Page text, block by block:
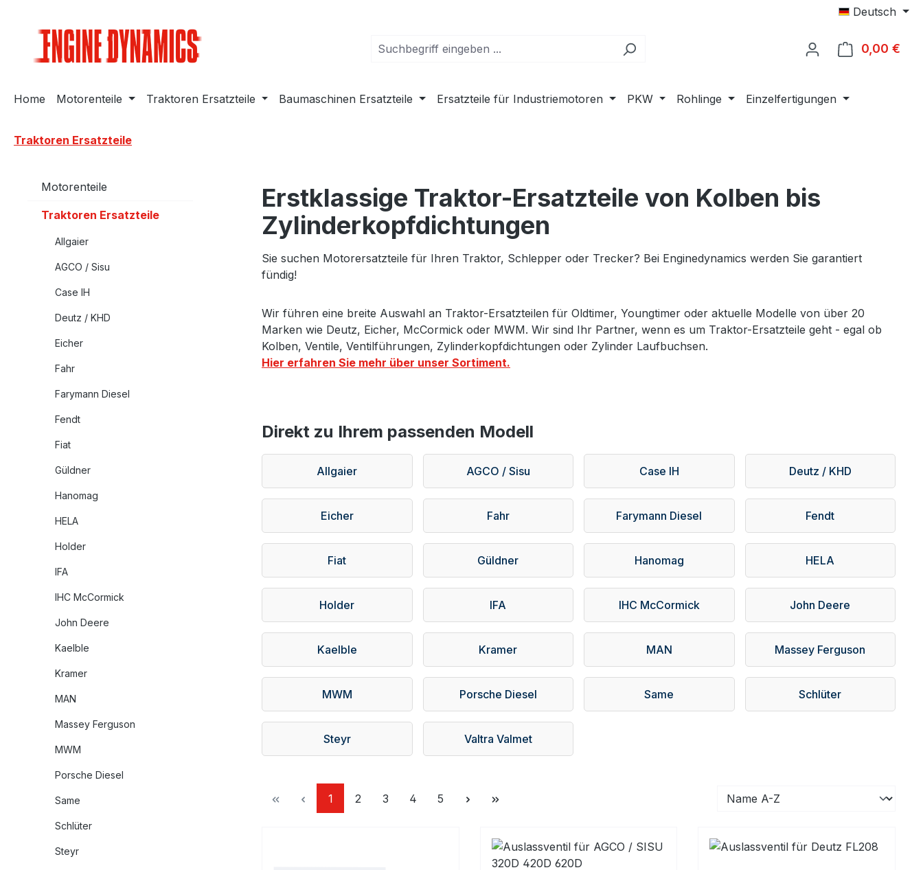
Deutsch
0,00 €
Home Motorenteile Traktoren Ersatzteile Baumaschinen Ersatzteile Ersatzteile für Industriemotoren PKW Rohlinge Einzelfertigungen
Traktoren Ersatzteile
Motorenteile
Traktoren Ersatzteile
Allgaier
AGCO / Sisu
Case IH
Deutz / KHD
Eicher
Fahr
Farymann Diesel
Fendt
Fiat
Güldner
Hanomag
HELA
Holder
IFA
IHC McCormick
John Deere
Kaelble
Kramer
MAN
Massey Ferguson
MWM
Porsche Diesel
Same
Schlüter
Steyr
Erstklassige Traktor-Ersatzteile von Kolben bis
Zylinderkopfdichtungen
Sie suchen Motorersatzteile für Ihren Traktor, Schlepper oder Trecker? Bei Enginedynamics werden Sie garantiert
fündig!
Wir führen eine breite Auswahl an Traktor-Ersatzteilen für Oldtimer, Youngtimer oder aktuelle Modelle von über 20
Marken wie Deutz, Eicher, McCormick oder MWM. Wir sind Ihr Partner, wenn es um Traktor-Ersatzteile geht - egal ob
Kolben, Ventile, Ventilführungen, Zylinderkopfdichtungen oder Zylinder Laufbuchsen.
Hier erfahren Sie mehr über unser Sortiment.
Direkt zu Ihrem passenden Modell
Allgaier AGCO / Sisu Case IH Deutz / KHD
Eicher Fahr Farymann Diesel Fendt
Fiat Güldner Hanomag HELA
Holder IFA IHC McCormick John Deere
Kaelble Kramer MAN Massey Ferguson
MWM Porsche Diesel Same Schlüter
Steyr Valtra Valmet
Seite
1 Seite
2 Seite
3 Seite
4 Seite
5